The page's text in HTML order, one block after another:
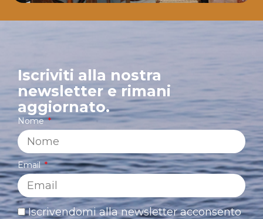
Iscriviti alla nostra
newsletter e rimani
aggiornato.
Nome
Email
Iscrivendomi alla newsletter acconsento